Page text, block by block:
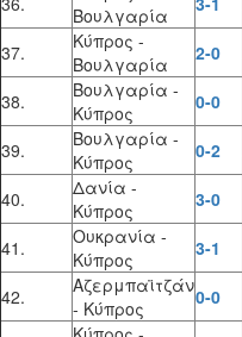
Βουλγαρία
37.
Κύπρος -
Βουλγαρία
2-0
38.
Βουλγαρία -
Κύπρος
0-0
39.
Βουλγαρία -
Κύπρος
0-2
40.
Δανία -
Κύπρος
3-0
41.
Ουκρανία -
Κύπρος
3-1
42.
Αζερμπαϊτζάν
- Κύπρος
0-0